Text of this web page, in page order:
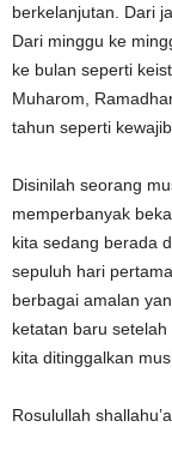
berkelanjutan. Dari
Dari minggu ke
ke bulan seperti
Muharom,
tahun seperti
Disinilah seorang
memperbanyak
kita sedang berada
sepuluh hari
berbagai amalan
ketatan baru
kita ditinggalkan
Rosulullah